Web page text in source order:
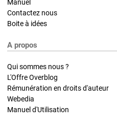
Manuel
Contactez nous
Boite à idées
A propos
Qui sommes nous ?
L'Offre Overblog
Rémunération en droits d'auteur
Webedia
Manuel d'Utilisation